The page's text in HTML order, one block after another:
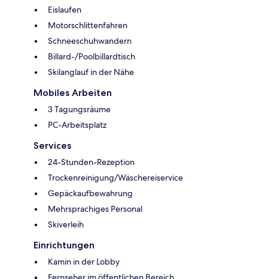
Eislaufen
Motorschlittenfahren
Schneeschuhwandern
Billard-/Poolbillardtisch
Skilanglauf in der Nähe
Mobiles Arbeiten
3 Tagungsräume
PC-Arbeitsplatz
Services
24-Stunden-Rezeption
Trockenreinigung/Wäschereiservice
Gepäckaufbewahrung
Mehrsprachiges Personal
Skiverleih
Einrichtungen
Kamin in der Lobby